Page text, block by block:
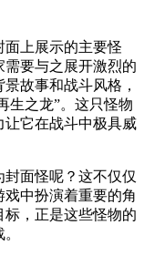
面上展示的主要怪
要与之展开激烈的
故事和战斗风格，
生之龙”。这只怪物
让它在战斗中极具威
面怪呢？这不仅仅
中扮演着重要的角
，正是这些怪物的